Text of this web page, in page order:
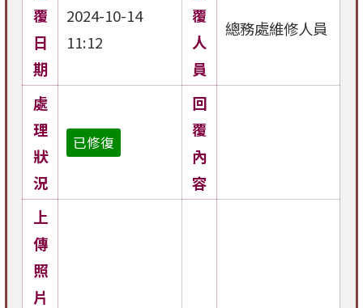
覆
日
期
2024-10-14
11:12
覆
人
員
總務處維修人員
處
理
狀
況
已修復
回
覆
內
容
上
傳
照
片